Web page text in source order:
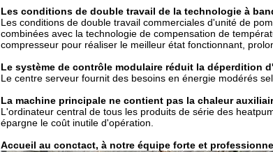
Les conditions de double travail de la technologie à
Les conditions de double travail commerciales d'unité de
combinées avec la technologie de compensation de
compresseur pour réaliser le meilleur état fonctionnant,
Le système de contrôle modulaire réduit la déperdition
Le centre serveur fournit des besoins en énergie modérés
La machine principale ne contient pas la chaleur
L'ordinateur central de tous les produits de série des
épargne le coût inutile d'opération.
Accueil au conctact, à notre équipe forte et